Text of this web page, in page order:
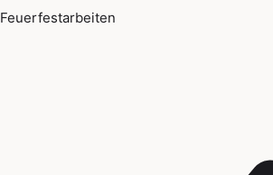
Feuerfestarbeiten